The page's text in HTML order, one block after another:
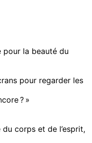
pour la beauté du
pour regarder les
? »
corps et de l’esprit,